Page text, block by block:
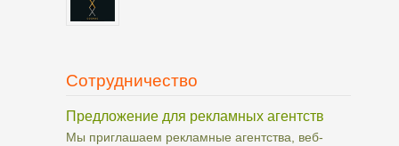
Сотрудничество
Предложение для рекламных агентств
Мы приглашаем рекламные агентства, веб-